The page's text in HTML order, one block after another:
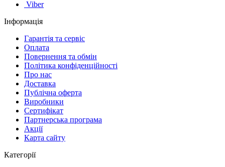
Viber
Інформація
Гарантія та сервіс
Оплата
Повернення та обмін
Політика конфіденційності
Про нас
Доставка
Публічна оферта
Виробники
Сертифікат
Партнерська програма
Акції
Карта сайту
Категорії